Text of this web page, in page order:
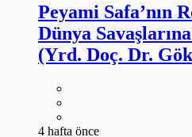
Peyami Safa’nın
Dünya
(Yrd. Doç. Dr.
4 hafta önce